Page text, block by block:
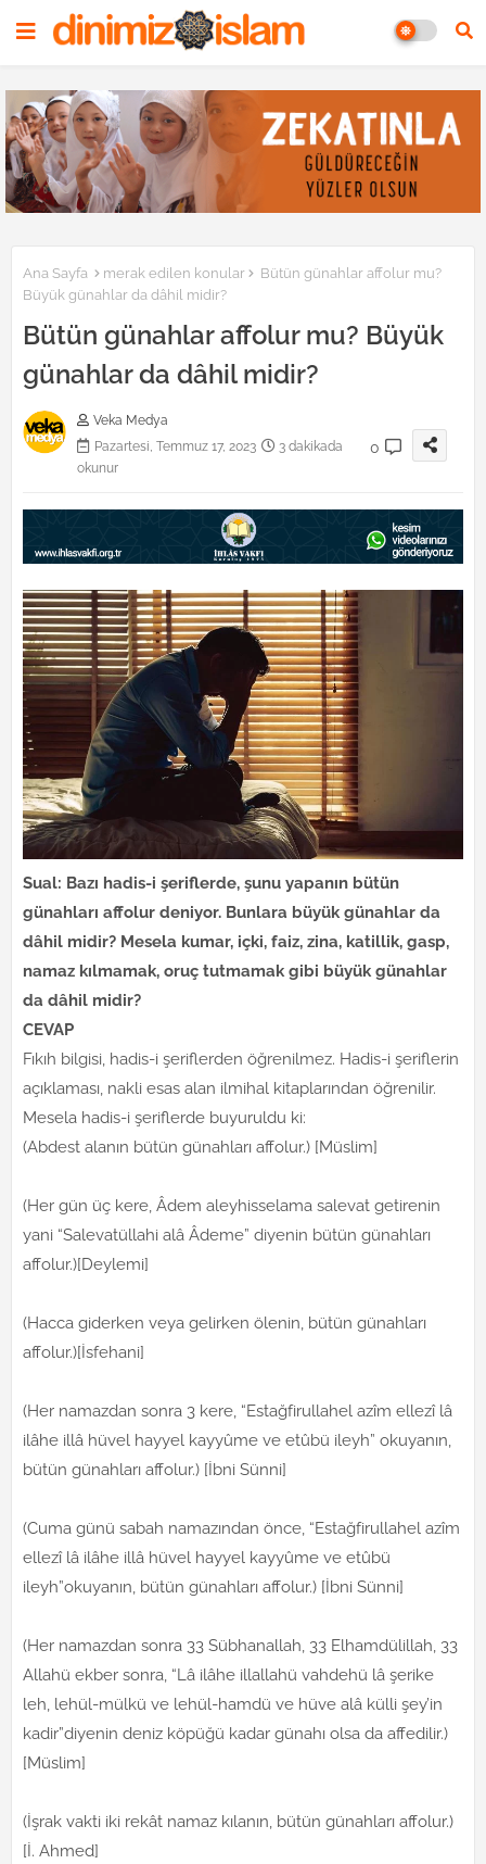
Ana Sayfa merak edilen konular
Bütün günahlar affolur mu?
Büyük günahlar da dâhil midir?
Bütün günahlar affolur mu? Büyük
günahlar da dâhil midir?
Veka Medya
Pazartesi, Temmuz 17, 2023
3 dakikada
okunur
0
Sual: Bazı hadis-i şeriflerde, şunu yapanın bütün
günahları affolur deniyor. Bunlara büyük günahlar da
dâhil midir? Mesela kumar, içki, faiz, zina, katillik, gasp,
namaz kılmamak, oruç tutmamak gibi büyük günahlar
da dâhil midir?
CEVAP
Fıkıh bilgisi, hadis-i şeriflerden öğrenilmez. Hadis-i şeriflerin
açıklaması, nakli esas alan ilmihal kitaplarından öğrenilir.
Mesela hadis-i şeriflerde buyuruldu ki:
(Abdest alanın bütün günahları affolur.) [Müslim]
(Her gün üç kere, Âdem aleyhisselama salevat getirenin
yani “Salevatüllahi alâ Âdeme” diyenin bütün günahları
affolur.)[Deylemi]
(Hacca giderken veya gelirken ölenin, bütün günahları
affolur.)[İsfehani]
(Her namazdan sonra 3 kere, “Estağfirullahel azîm ellezî lâ
ilâhe illâ hüvel hayyel kayyûme ve etûbü ileyh” okuyanın,
bütün günahları affolur.) [İbni Sünni]
(Cuma günü sabah namazından önce, “Estağfirullahel azîm
ellezî lâ ilâhe illâ hüvel hayyel kayyûme ve etûbü
ileyh”okuyanın, bütün günahları affolur.) [İbni Sünni]
(Her namazdan sonra 33 Sübhanallah, 33 Elhamdülillah, 33
Allahü ekber sonra, “Lâ ilâhe illallahü vahdehü lâ şerike
leh, lehül-mülkü ve lehül-hamdü ve hüve alâ külli şey’in
kadir”diyenin deniz köpüğü kadar günahı olsa da affedilir.)
[Müslim]
(İşrak vakti iki rekât namaz kılanın, bütün günahları affolur.)
[İ. Ahmed]